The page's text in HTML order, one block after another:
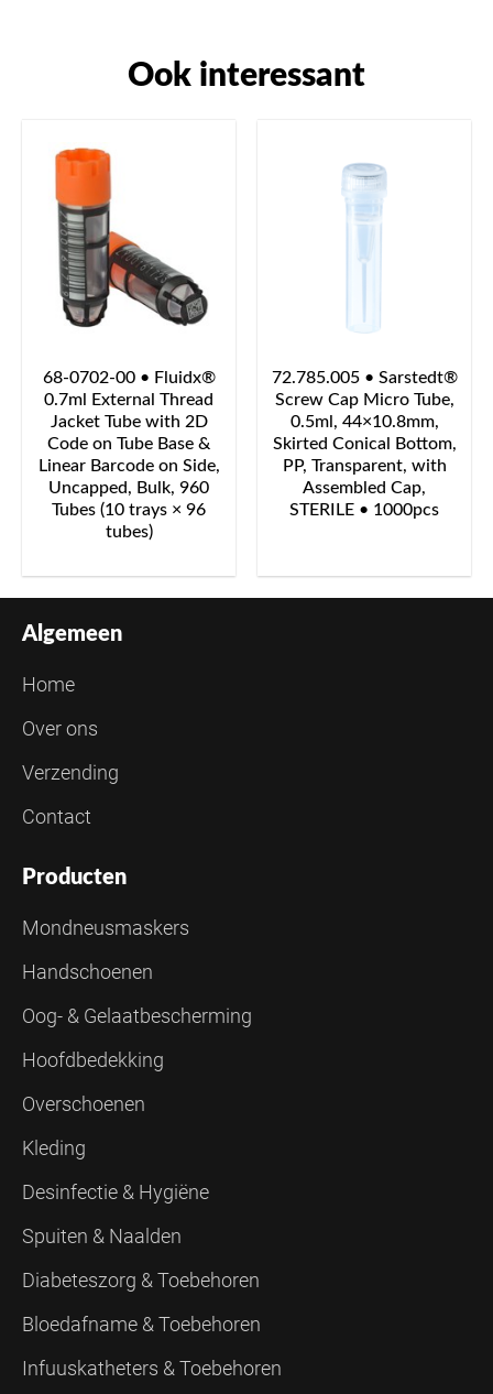
Ook interessant
68-0702-00 • Fluidx®
0.7ml External Thread
Jacket Tube with 2D
Code on Tube Base &
Linear Barcode on Side,
Uncapped, Bulk, 960
Tubes (10 trays × 96
tubes)
72.785.005 • Sarstedt®
Screw Cap Micro Tube,
0.5ml, 44×10.8mm,
Skirted Conical Bottom,
PP, Transparent, with
Assembled Cap,
STERILE • 1000pcs
Algemeen
Home
Over ons
Verzending
Contact
Producten
Mondneusmaskers
Handschoenen
Oog- & Gelaatbescherming
Hoofdbedekking
Overschoenen
Kleding
Desinfectie & Hygiëne
Spuiten & Naalden
Diabeteszorg & Toebehoren
Bloedafname & Toebehoren
Infuuskatheters & Toebehoren